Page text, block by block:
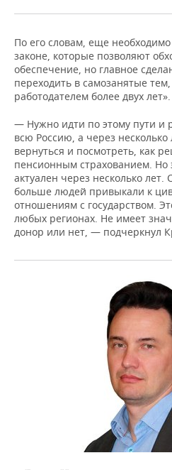
По его словам, еще
законе, которые позволяют
обеспечение, но главное
переходить в самозанятые
работодателем более двух лет».
— Нужно идти по этому пути и
всю Россию, а через несколько
вернуться и посмотреть, как
пенсионным страхованием. Но
актуален через несколько
больше людей привыкали к
отношениям с государством.
любых регионах. Не имеет
донор или нет, — подчеркнул